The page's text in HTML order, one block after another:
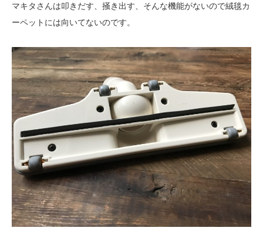
マキタさんは叩きだす、掻き出す、そんな機能がないので絨毯カ
ーペットには向いてないのです。